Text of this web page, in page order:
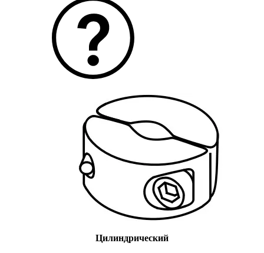
Цилиндрический